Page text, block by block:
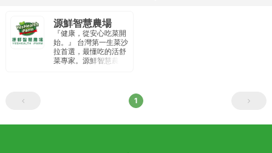
源鮮智慧農場
『健康，從安心吃菜開
始。』 台灣第一生菜沙
拉首選，最懂吃的活舒
菜專家。源鮮智慧農場
菌、沙門氏菌 為重點安
1